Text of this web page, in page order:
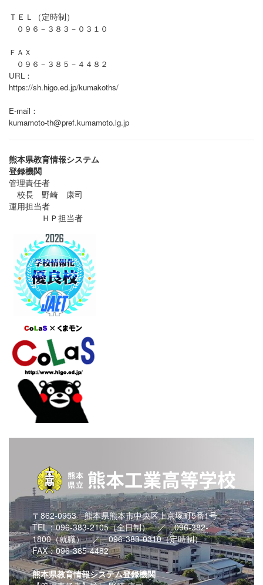
ＴＥＬ（定時制）
０９６－３８３－０３１０
ＦＡＸ
０９６－３８５－４４８２
URL：
https://sh.higo.ed.jp/kumakoths/
E-mail：
kumamoto-th@pref.kumamoto.lg.jp
熊本県教育情報システム
登録機関
管理責任者
校長 野崎 康司
運用担当者
ＨＰ担当者
〒862-0953 熊本県熊本市中央区上京塚町5番1号
TEL：096-383-2105（全日制） ／ 096-382-
1800（就職） ／ 096-383-0310（定時制）
FAX：096-385-4482
熊本県教育情報システム登録機関